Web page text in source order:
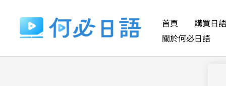
要
首頁 購買日
關於何必日語